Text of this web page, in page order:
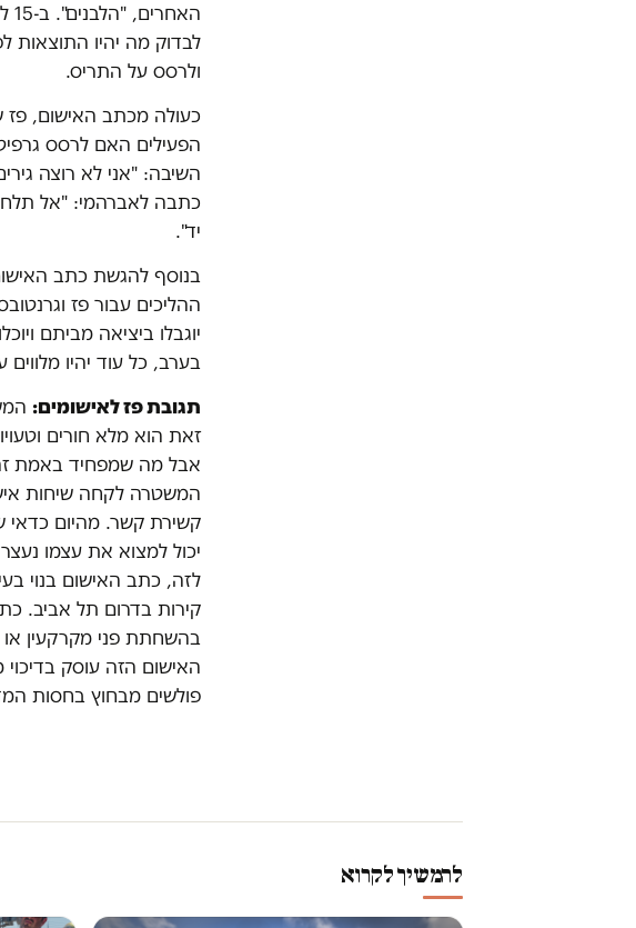
לבדוק מה יהיו התוצאות
ולרסס על התריס.
הפעילים האם לרסס
השיבה: "אני לא רוצה
כתבה לאברהמי: "אל
יד".
בנוסף להגשת כתב
ההליכים עבור פז
יוגבלו ביציאה מביתם
בערב, כל עוד יהיו מלווים
תגובת פז לאישומים:
זאת הוא מלא חורים
אבל מה שמפחיד באמת
המשטרה לקחה שיחות
קשירת קשר. מהיום כדאי
יכול למצוא את עצמו
לזה, כתב האישום בנוי
קירות בדרום תל אביב.
בהשחתת פני מקרקעין או
האישום הזה עוסק
פולשים מבחוץ בחסות
להמשיך לקרוא